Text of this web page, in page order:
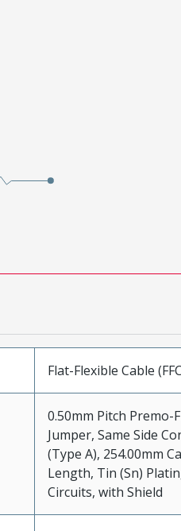
Flat-Flexible Cable
0.50mm Pitch Premo-
Jumper, Same Side
(Type A), 254.00mm
Length, Tin (Sn)
Circuits, with Shield